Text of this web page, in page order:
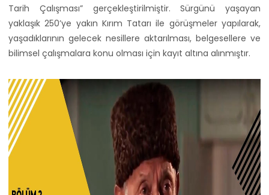
Tarih Çalışması” gerçekleştirilmiştir. Sürgünü yaşayan
yaklaşık 250’ye yakın Kırım Tatarı ile görüşmeler yapılarak,
yaşadıklarının gelecek nesillere aktarılması, belgesellere ve
bilimsel çalışmalara konu olması için kayıt altına alınmıştır.